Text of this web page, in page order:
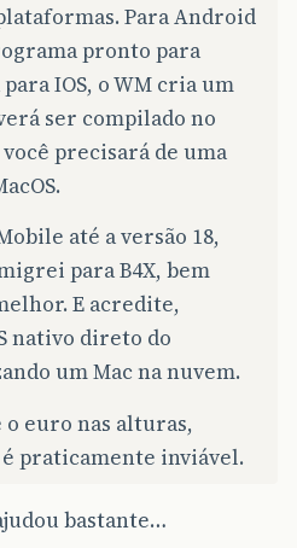
Para Android
pronto para
IOS, o WM cria um
ser compilado no
você precisará de uma
até a versão 18,
para B4X, bem
E acredite,
nativo direto do
um Mac na nuvem.
o euro nas alturas,
praticamente inviável.
bastante…